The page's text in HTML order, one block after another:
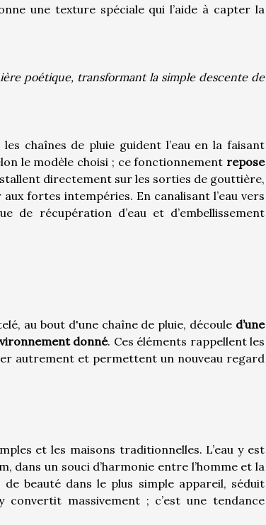
une texture spéciale qui l’aide à capter la
poétique, transformant la simple descente de
chaînes de pluie guident l’eau en la faisant
le modèle choisi ; ce fonctionnement repose
directement sur les sorties de gouttière,
fortes intempéries. En canalisant l’eau vers
de récupération d’eau et d’embellissement
au bout d'une chaîne de pluie, découle d’une
donné. Ces éléments rappellent les
autrement et permettent un nouveau regard
et les maisons traditionnelles. L’eau y est
dans un souci d’harmonie entre l’homme et la
beauté dans le plus simple appareil, séduit
convertit massivement ; c’est une tendance